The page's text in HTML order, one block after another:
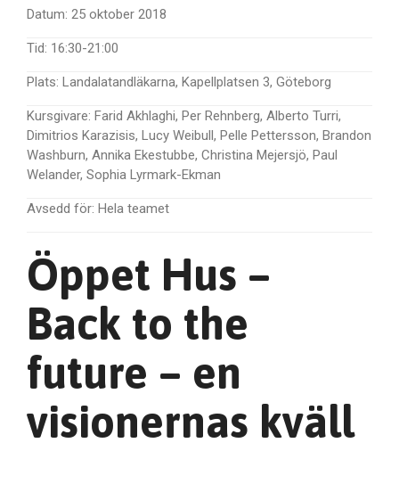
Datum: 25 oktober 2018
Tid: 16:30-21:00
Plats: Landalatandläkarna, Kapellplatsen 3, Göteborg
Kursgivare: Farid Akhlaghi, Per Rehnberg, Alberto Turri,
Dimitrios Karazisis, Lucy Weibull, Pelle Pettersson, Brandon
Washburn, Annika Ekestubbe, Christina Mejersjö, Paul
Welander, Sophia Lyrmark-Ekman
Avsedd för: Hela teamet
Öppet Hus –
Back to the
future – en
visionernas kväll